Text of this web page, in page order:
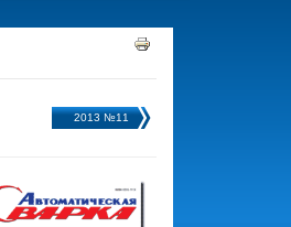
2013 №11